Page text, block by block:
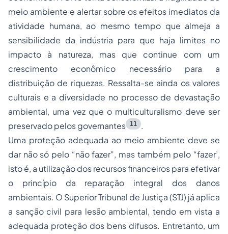
meio ambiente e alertar sobre os efeitos imediatos da
atividade humana, ao mesmo tempo que almeja a
sensibilidade da indústria para que haja limites no
impacto à natureza, mas que continue com um
crescimento econômico necessário para a
distribuição de riquezas. Ressalta-se ainda os valores
culturais e a diversidade no processo de devastação
ambiental, uma vez que o multiculturalismo deve ser
preservado pelos governantes
11
.
Uma proteção adequada ao meio ambiente deve se
dar não só pelo “não fazer”, mas também pelo “fazer’,
isto é, a utilização dos recursos financeiros para efetivar
o princípio da reparação integral dos danos
ambientais. O Superior Tribunal de Justiça (STJ) já aplica
a sanção civil para lesão ambiental, tendo em vista a
adequada proteção dos bens difusos. Entretanto, um